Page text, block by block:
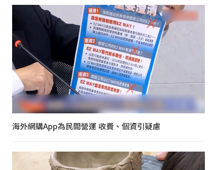
海外網購App為民間營運 收費、個資引疑慮